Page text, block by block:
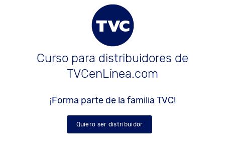
Curso para distribuidores de
TVCenLínea.com
¡Forma parte de la familia TVC!
Quiero ser distribuidor